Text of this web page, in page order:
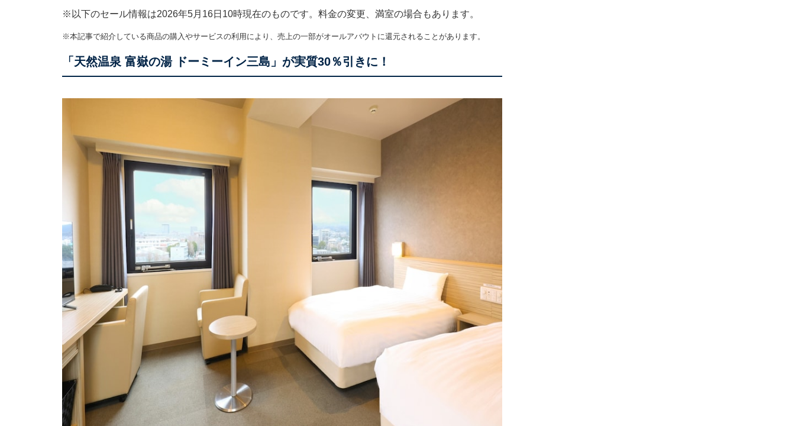
※以下のセール情報は2026年5月16日10時現在のものです。料金の変更、満室の場合もあります。
※本記事で紹介している商品の購入やサービスの利用により、売上の一部がオールアバウトに還元されることがあります。
「天然温泉 富嶽の湯 ドーミーイン三島」が実質30％引きに！